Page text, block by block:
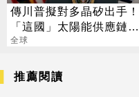
傳川普擬對多晶矽出手！
「這國」太陽能供應鏈恐
遭重擊
全球
推薦閱讀